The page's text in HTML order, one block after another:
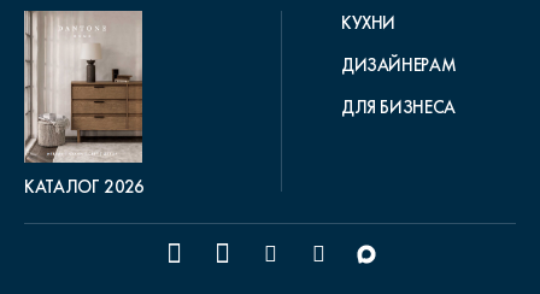
КАТАЛОГ 2026
КУХНИ
ДИЗАЙНЕРАМ
ДЛЯ БИЗНЕСА